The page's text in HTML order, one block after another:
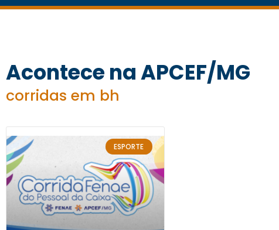
Acontece na APCEF/MG
corridas em bh
ESPORTE